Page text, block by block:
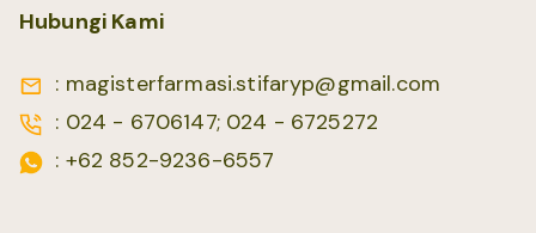
Hubungi Kami
: magisterfarmasi.stifaryp@gmail.com
: 024 - 6706147; 024 - 6725272
: +62 852-9236-6557